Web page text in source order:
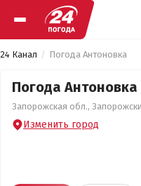
24 Канал Погода Антоновка
Погода Антоновка
Запорожская обл.,
Изменить город